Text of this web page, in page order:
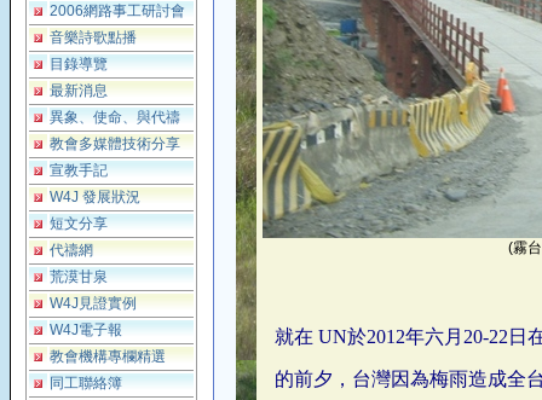
2006網路事工研討會
音樂詩歌點播
目錄導覽
最新消息
異象、使命、與代禱
教會多媒體技術分享
宣教手記
W4J 發展狀況
短文分享
代禱網
荒漠甘泉
W4J見證實例
W4J電子報
教會機構專欄精選
同工聯絡簿
(霧
就在 UN於2012年六月20-22日
的前夕，台灣因為梅雨造成全